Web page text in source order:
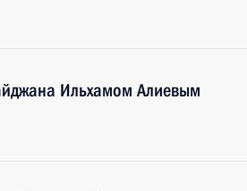
Ильхамом Алиевым